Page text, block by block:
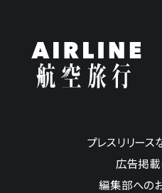
プレスリリー
広告掲
編集部への